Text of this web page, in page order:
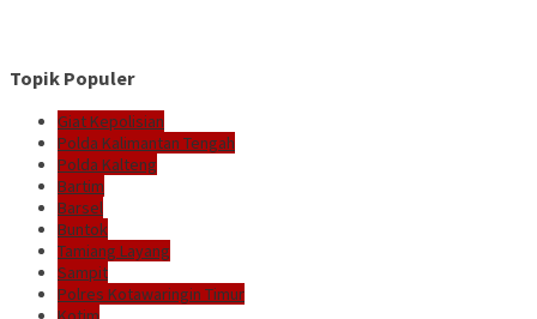
Topik Populer
Giat Kepolisian
Polda Kalimantan Tengah
Polda Kalteng
Bartim
Barsel
Buntok
Tamiang Layang
Sampit
Polres Kotawaringin Timur